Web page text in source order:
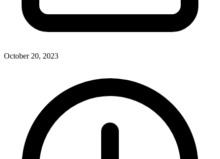
October 20, 2023